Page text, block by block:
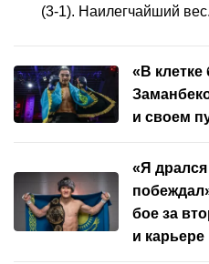
(3-1). Наилегчайший вес.
«В клетке
и своем
«Я
бое за
и карьере